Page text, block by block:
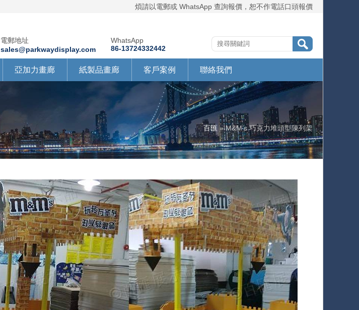
煩請以電郵或 WhatsApp 查詢報價，恕不作電話口頭報價
電郵地址
sales@parkwaydisplay.com
WhatsApp
86-13724332442
亞加力畫廊 紙製品畫廊 客戶案例 聯絡我們
百匯 » M&M’s 巧克力堆頭型陳列架